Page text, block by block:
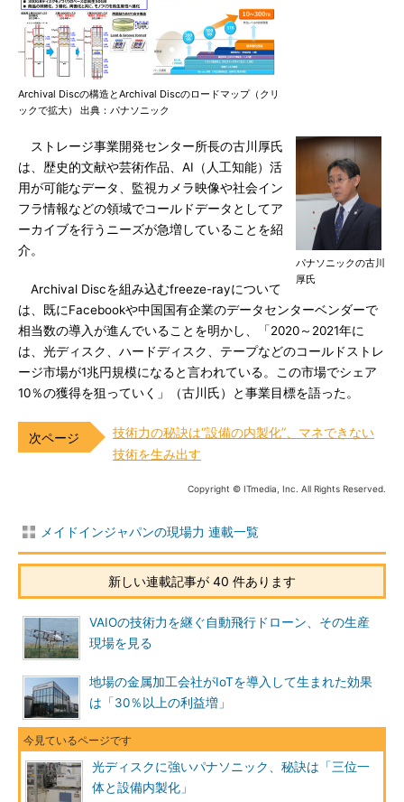
Archival Discの構造とArchival Discのロードマップ（クリ
ックで拡大） 出典：パナソニック
パナソニックの古川
厚氏
ストレージ事業開発センター所長の古川厚氏
は、歴史的文献や芸術作品、AI（人工知能）活
用が可能なデータ、監視カメラ映像や社会イン
フラ情報などの領域でコールドデータとしてア
ーカイブを行うニーズが急増していることを紹
介。
Archival Discを組み込むfreeze-rayについて
は、既にFacebookや中国国有企業のデータセンターベンダーで
相当数の導入が進んでいることを明かし、「2020～2021年に
は、光ディスク、ハードディスク、テープなどのコールドストレ
ージ市場が1兆円規模になると言われている。この市場でシェア
10％の獲得を狙っていく」（古川氏）と事業目標を語った。
技術力の秘訣は“設備の内製化”、マネできない
技術を生み出す
Copyright © ITmedia, Inc. All Rights Reserved.
メイドインジャパンの現場力 連載一覧
新しい連載記事が 40 件あります
VAIOの技術力を継ぐ自動飛行ドローン、その生産
現場を見る
地場の金属加工会社がIoTを導入して生まれた効果
は「30％以上の利益増」
光ディスクに強いパナソニック、秘訣は「三位一
体と設備内製化」